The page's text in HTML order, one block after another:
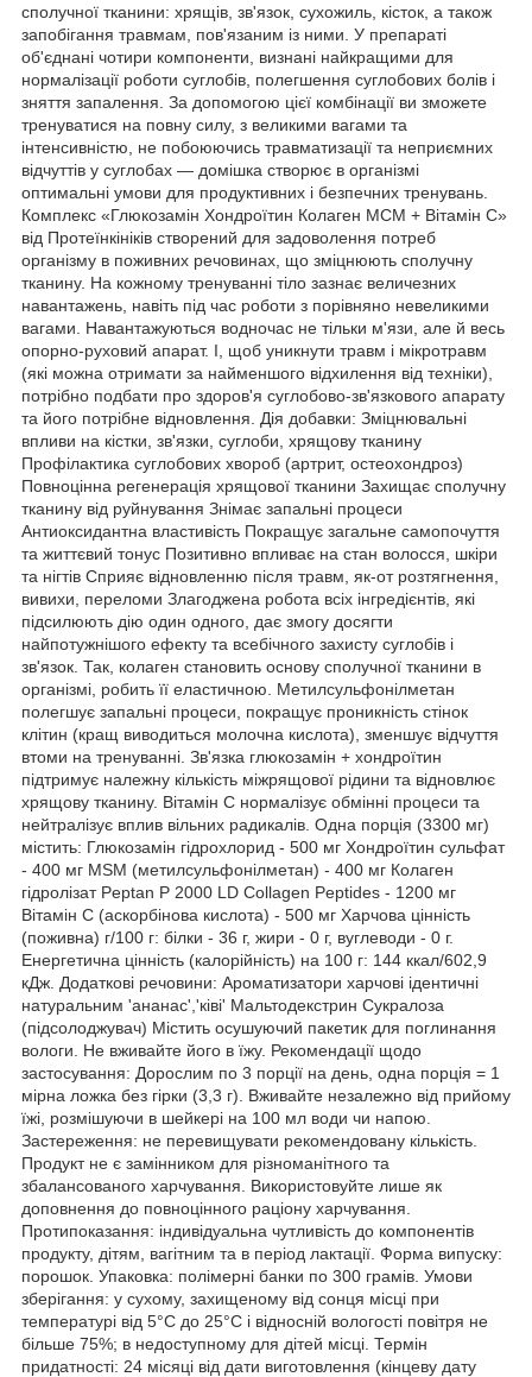
сполучної тканини: хрящів, зв'язок, сухожиль, кісток, а також
запобігання травмам, пов'язаним із ними. У препараті
об'єднані чотири компоненти, визнані найкращими для
нормалізації роботи суглобів, полегшення суглобових болів і
зняття запалення. За допомогою цієї комбінації ви зможете
тренуватися на повну силу, з великими вагами та
інтенсивністю, не побоюючись травматизації та неприємних
відчуттів у суглобах — домішка створює в організмі
оптимальні умови для продуктивних і безпечних тренувань.
Комплекс «Глюкозамін Хондроїтин Колаген МСМ + Вітамін С»
від Протеїнкініків створений для задоволення потреб
організму в поживних речовинах, що зміцнюють сполучну
тканину. На кожному тренуванні тіло зазнає величезних
навантажень, навіть під час роботи з порівняно невеликими
вагами. Навантажуються водночас не тільки м'язи, але й весь
опорно-руховий апарат. І, щоб уникнути травм і мікротравм
(які можна отримати за найменшого відхилення від техніки),
потрібно подбати про здоров'я суглобово-зв'язкового апарату
та його потрібне відновлення. Дія добавки: Зміцнювальні
впливи на кістки, зв'язки, суглоби, хрящову тканину
Профілактика суглобових хвороб (артрит, остеохондроз)
Повноцінна регенерація хрящової тканини Захищає сполучну
тканину від руйнування Знімає запальні процеси
Антиоксидантна властивість Покращує загальне самопочуття
та життєвий тонус Позитивно впливає на стан волосся, шкіри
та нігтів Сприяє відновленню після травм, як-от розтягнення,
вивихи, переломи Злагоджена робота всіх інгредієнтів, які
підсилюють дію один одного, дає змогу досягти
найпотужнішого ефекту та всебічного захисту суглобів і
зв'язок. Так, колаген становить основу сполучної тканини в
організмі, робить її еластичною. Метилсульфонілметан
полегшує запальні процеси, покращує проникність стінок
клітин (кращ виводиться молочна кислота), зменшує відчуття
втоми на тренуванні. Зв'язка глюкозамін + хондроїтин
підтримує належну кількість міжрящової рідини та відновлює
хрящову тканину. Вітамін C нормалізує обмінні процеси та
нейтралізує вплив вільних радикалів. Одна порція (3300 мг)
містить: Глюкозамін гідрохлорид - 500 мг Хондроїтин сульфат
- 400 мг MSM (метилсульфонілметан) - 400 мг Колаген
гідролізат Peptan P 2000 LD Collagen Peptides - 1200 мг
Вітамін C (аскорбінова кислота) - 500 мг Харчова цінність
(поживна) г/100 г: білки - 36 г, жири - 0 г, вуглеводи - 0 г.
Енергетична цінність (калорійність) на 100 г: 144 ккал/602,9
кДж. Додаткові речовини: Ароматизатори харчові ідентичні
натуральним 'ананас','ківі' Мальтодекстрин Сукралоза
(підсолоджувач) Містить осушуючий пакетик для поглинання
вологи. Не вживайте його в їжу. Рекомендації щодо
застосування: Дорослим по 3 порції на день, одна порція = 1
мірна ложка без гірки (3,3 г). Вживайте незалежно від прийому
їжі, розмішуючи в шейкері на 100 мл води чи напою.
Застереження: не перевищувати рекомендовану кількість.
Продукт не є замінником для різноманітного та
збалансованого харчування. Використовуйте лише як
доповнення до повноцінного раціону харчування.
Протипоказання: індивідуальна чутливість до компонентів
продукту, дітям, вагітним та в період лактації. Форма випуску:
порошок. Упаковка: полімерні банки по 300 грамів. Умови
зберігання: у сухому, захищеному від сонця місці при
температурі від 5°С до 25°С і відносній вологості повітря не
більше 75%; в недоступному для дітей місці. Термін
придатності: 24 місяці від дати виготовлення (кінцеву дату